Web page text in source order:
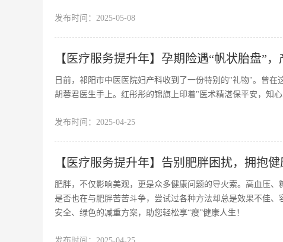
发布时间： 2025-05-08
【医疗服务提升年】孕期险遇“帆状胎盘”
日前，祁阳市中医医院妇产科收到了一份特别的"礼物"。曾
胡蓉君医生手上。红彤彤的锦旗上印着"医术精湛保平安，知
发布时间： 2025-04-25
【医疗服务提升年】告别肥胖困扰，拥抱
肥胖，不仅影响美观，更是众多健康问题的导火索。高血压
是否也在与肥胖苦苦斗争，尝试过各种方法却总是效果不佳
安全、绿色的减重方案，助您轻松享“瘦”健康人生！